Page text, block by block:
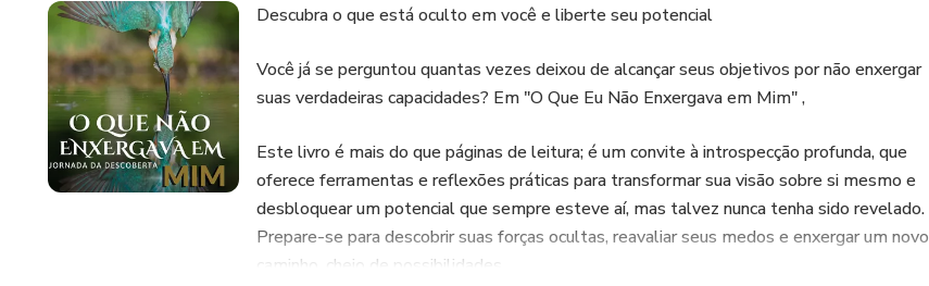
Descubra o que está oculto em você e liberte seu potencial
Você já se perguntou quantas vezes deixou de alcançar seus objetivos por não enxergar
suas verdadeiras capacidades? Em "O Que Eu Não Enxergava em Mim" ,
Este livro é mais do que páginas de leitura; é um convite à introspecção profunda, que
oferece ferramentas e reflexões práticas para transformar sua visão sobre si mesmo e
desbloquear um potencial que sempre esteve aí, mas talvez nunca tenha sido revelado.
Prepare-se para descobrir suas forças ocultas, reavaliar seus medos e enxergar um novo
caminho, cheio de possibilidades